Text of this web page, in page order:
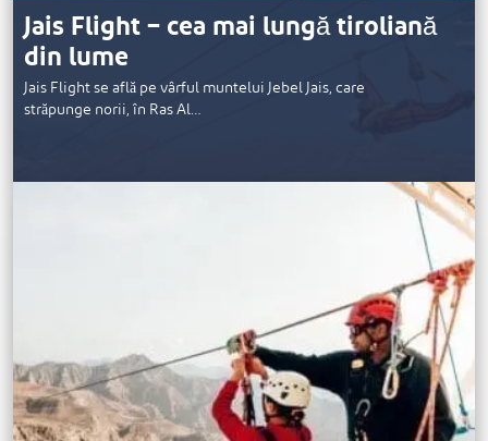
Jais Flight – cea mai lungă tiroliană
din lume
Jais Flight se află pe vârful muntelui Jebel Jais, care
străpunge norii, în Ras Al…